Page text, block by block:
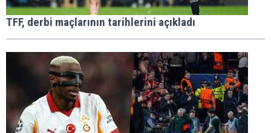
TFF, derbi maçlarının tarihlerini açıkladı